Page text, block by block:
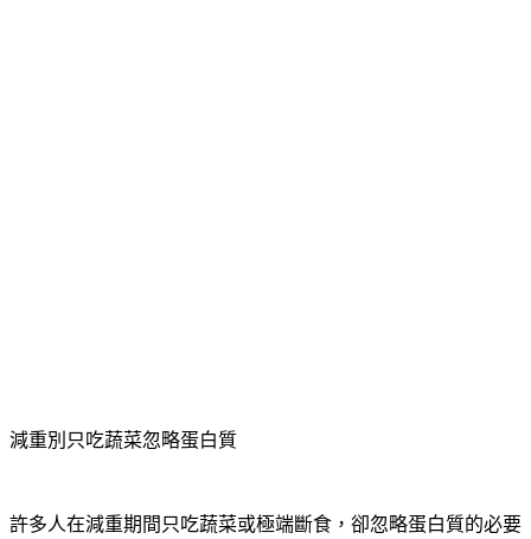
性，導致肝細胞修復材料不足，進而影響肝臟功能。減重時用